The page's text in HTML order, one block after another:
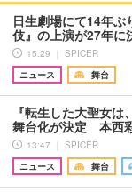
日生劇場にて14年
伎』の上演が27年に
15:29 ｜ SPICER
ニュース
舞台
『転生した大聖女
舞台化が決定 本西
13:47 ｜ SPICER
ニュース
舞台